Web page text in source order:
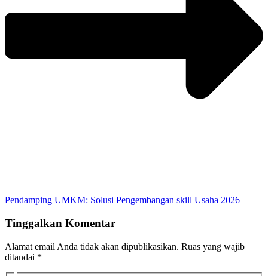
Pendamping UMKM: Solusi Pengembangan skill Usaha 2026
Tinggalkan Komentar
Alamat email Anda tidak akan dipublikasikan. Ruas yang wajib
ditandai *